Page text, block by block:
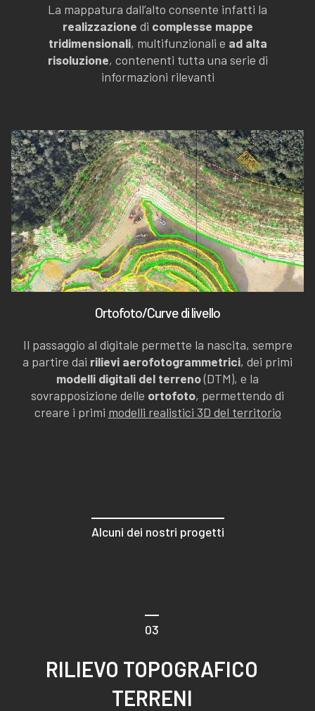
La mappatura dall’alto consente infatti la
realizzazione di complesse mappe
tridimensionali, multifunzionali e ad alta
risoluzione, contenenti tutta una serie di
informazioni rilevanti
Ortofoto/Curve di livello
Il passaggio al digitale permette la nascita, sempre
a partire dai rilievi aerofotogrammetrici, dei primi
modelli digitali del terreno(DTM), e la
sovrapposizione delle ortofoto, permettendo di
creare i primi modelli realistici 3D del territorio
Alcuni dei nostri progetti
03
RILIEVO TOPOGRAFICO
TERRENI